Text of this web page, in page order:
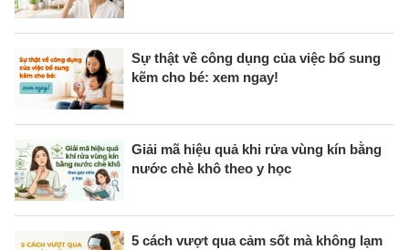
Sự thật về công dụng của việc bổ sung
kẽm cho bé: xem ngay!
Giải mã hiệu quả khi rửa vùng kín bằng
nước chè khô theo y học
5 cách vượt qua cảm sốt mà không lạm